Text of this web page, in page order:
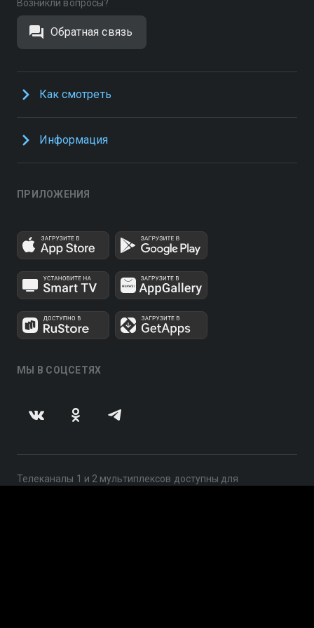
Возникли вопросы?
Обратная связь
Как смотреть
Информация
ПРИЛОЖЕНИЯ
МЫ В СОЦСЕТЯХ
Телеканалы 1 и 2 мультиплексов доступны для